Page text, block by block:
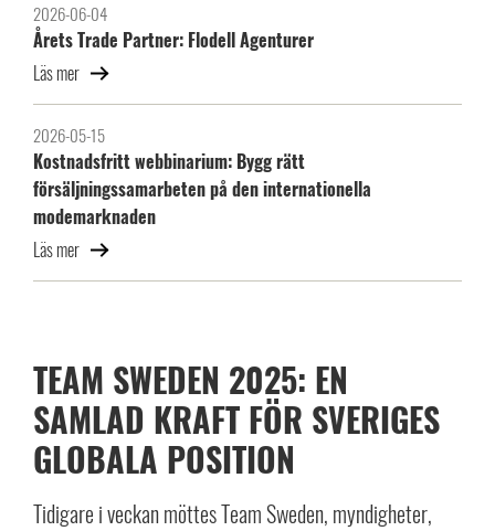
2026-06-04
Årets Trade Partner: Flodell Agenturer
Läs mer
2026-05-15
Kostnadsfritt webbinarium: Bygg rätt
försäljningssamarbeten på den internationella
modemarknaden
Läs mer
TEAM SWEDEN 2025: EN
SAMLAD KRAFT FÖR SVERIGES
GLOBALA POSITION
Tidigare i veckan möttes Team Sweden, myndigheter,